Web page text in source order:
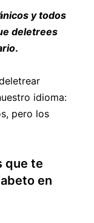
y todos
deletrees
.
idioma:
pero los
que te
en